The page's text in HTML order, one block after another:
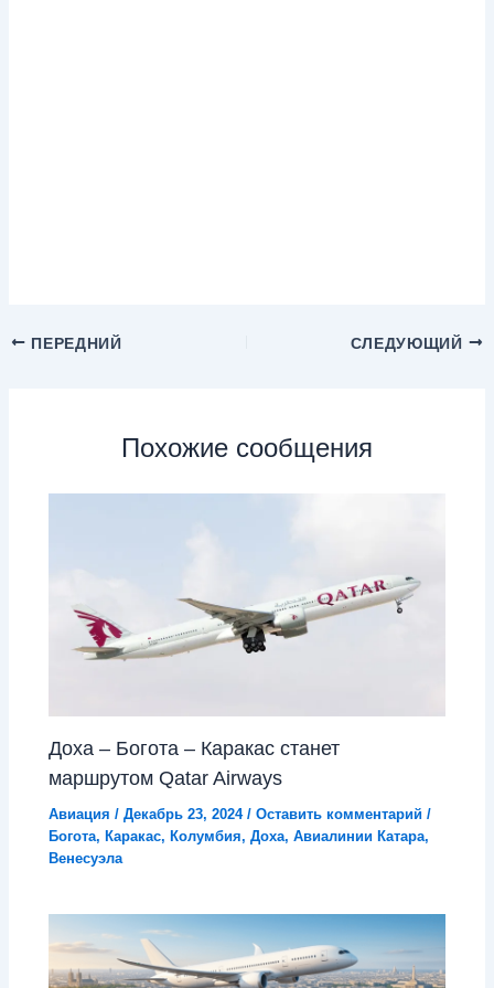
ПЕРЕДНИЙ СЛЕДУЮЩИЙ
Похожие сообщения
Доха – Богота – Каракас станет
маршрутом Qatar Airways
Авиация /Декабрь 23, 2024/Оставить комментарий /
Богота, Каракас, Колумбия,Доха,Авиалинии Катара,
Венесуэла